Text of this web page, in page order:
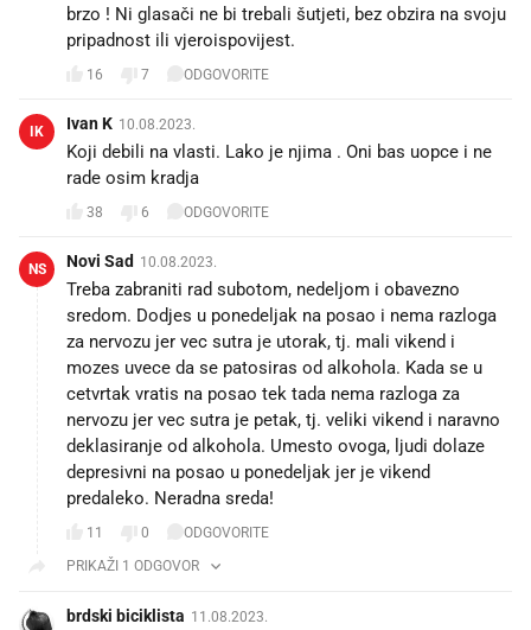
brzo ! Ni glasači ne bi trebali šutjeti, bez obzira na svoju
pripadnost ili vjeroispovijest.
16 7 ODGOVORITE
IK Ivan K 10.08.2023.
Koji debili na vlasti. Lako je njima . Oni bas uopce i ne
rade osim kradja
38 6 ODGOVORITE
NS Novi Sad 10.08.2023.
Treba zabraniti rad subotom, nedeljom i obavezno
sredom. Dodjes u ponedeljak na posao i nema razloga
za nervozu jer vec sutra je utorak, tj. mali vikend i
mozes uvece da se patosiras od alkohola. Kada se u
cetvrtak vratis na posao tek tada nema razloga za
nervozu jer vec sutra je petak, tj. veliki vikend i naravno
deklasiranje od alkohola. Umesto ovoga, ljudi dolaze
depresivni na posao u ponedeljak jer je vikend
predaleko. Neradna sreda!
11 0
ODGOVORITE
PRIKAŽI 1 ODGOVOR
brdski biciklista 11.08.2023.